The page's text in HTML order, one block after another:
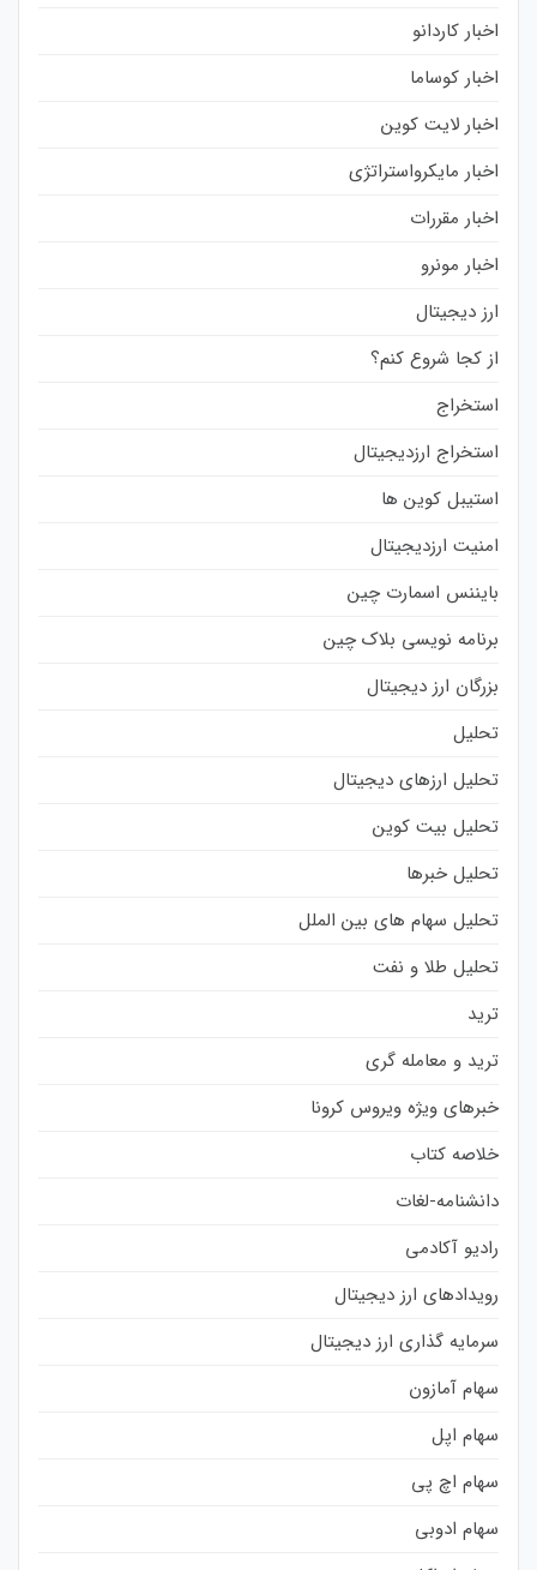
اخبار کاردانو
اخبار کوساما
اخبار لایت کوین
اخبار مایکرواستراتژی
اخبار مقررات
اخبار مونرو
ارز دیجیتال
از کجا شروع کنم؟
استخراج
استخراج ارزدیجیتال
استیبل کوین ها
امنیت ارزدیجیتال
بایننس اسمارت چین
برنامه نویسی بلاک چین
بزرگان ارز دیجیتال
تحلیل
تحلیل ارزهای دیجیتال
تحلیل بیت کوین
تحلیل خبرها
تحلیل سهام های بین الملل
تحلیل طلا و نفت
ترید
ترید و معامله گری
خبرهای ویژه ویروس کرونا
خلاصه کتاب
دانشنامه-لغات
رادیو آکادمی
رویدادهای ارز دیجیتال
سرمایه گذاری ارز دیجیتال
سهام آمازون
سهام اپل
سهام اچ پی
سهام ادوبی